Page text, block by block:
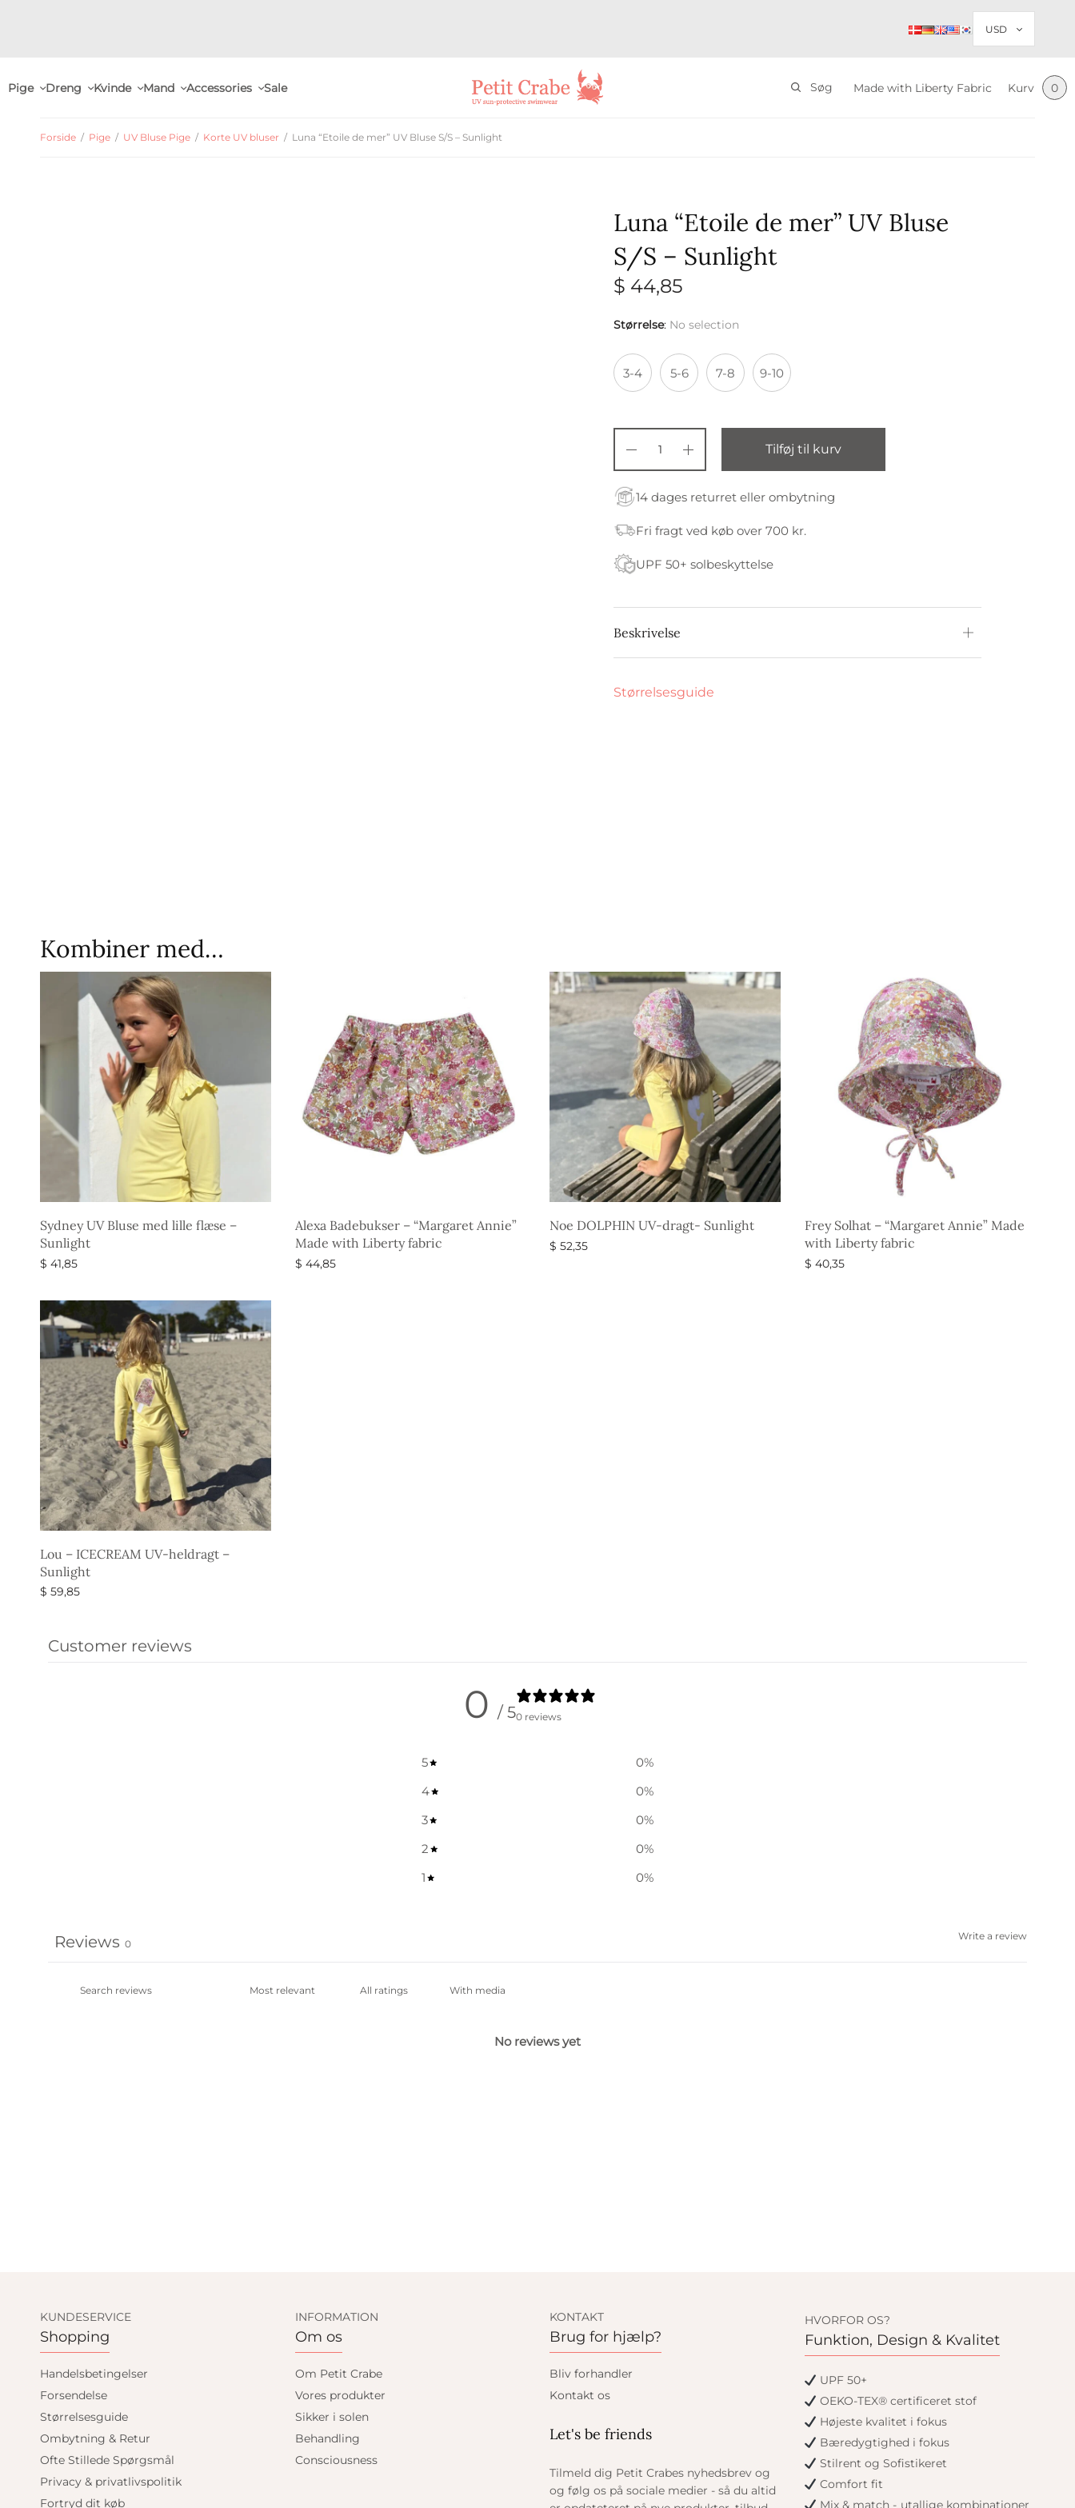
Pige Dreng Kvinde Mand Accessories Sale Søg Made with Liberty Fabric Kurv 0
Forside / Pige / UV Bluse Pige / Korte UV bluser / Luna “Etoile de mer” UV Bluse S/S – Sunlight
Luna “Etoile de mer” UV Bluse
S/S – Sunlight
$ 44,85
Størrelse: No selection
3-4 5-6 7-8 9-10
Tilføj til kurv
14 dages returret eller ombytning
Fri fragt ved køb over 700 kr.
UPF 50+ solbeskyttelse
Beskrivelse
Størrelsesguide
Kombiner med…
Sydney UV Bluse med lille flæse –
Sunlight
$ 41,85
Alexa Badebukser – “Margaret Annie”
Made with Liberty fabric
$ 44,85
Noe DOLPHIN UV-dragt- Sunlight
$ 52,35
Frey Solhat – “Margaret Annie” Made
with Liberty fabric
$ 40,35
Lou – ICECREAM UV-heldragt –
Sunlight
$ 59,85
Customer reviews
0 / 50 reviews
5 0%
4
0%
3
0%
2
0%
1
0%
Write a review
Reviews 0
With media
No reviews yet
KUNDESERVICE
Shopping
Handelsbetingelser
Forsendelse
Størrelsesguide
Ombytning & Retur
Ofte Stillede Spørgsmål
Privacy & privatlivspolitik
Fortryd dit køb
INFORMATION
Om os
Om Petit Crabe
Vores produkter
Sikker i solen
Behandling
Consciousness
KONTAKT
Brug for hjælp?
Bliv forhandler
Kontakt os
Let's be friends
Tilmeld dig Petit Crabes nyhedsbrev og
og følg os på sociale medier - så du altid
HVORFOR OS?
Funktion, Design & Kvalitet
UPF 50+
OEKO-TEX® certificeret stof
Højeste kvalitet i fokus
Bæredygtighed i fokus
Stilrent og Sofistikeret
Comfort fit